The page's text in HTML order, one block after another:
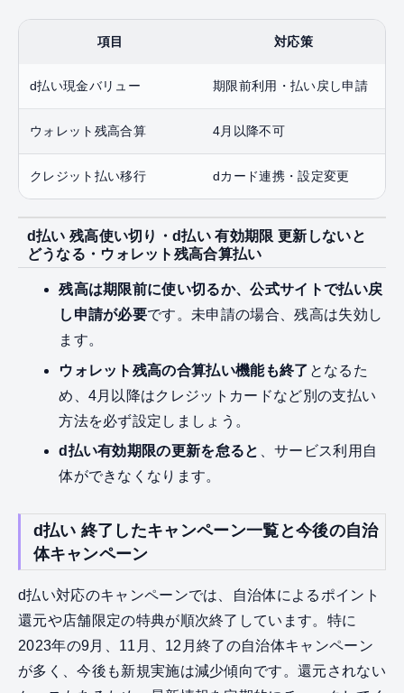
項目 対応策
d払い現金バリュー 期限前利用・払い戻し申請
ウォレット残高合算 4月以降不可
クレジット払い移行 dカード連携・設定変更
d払い 残高使い切り・d払い 有効期限 更新しないと
どうなる・ウォレット残高合算払い
残高は期限前に使い切るか、公式サイトで払い戻
し申請が必要です。未申請の場合、残高は失効し
ます。
ウォレット残高の合算払い機能も終了 となるた
め、4月以降はクレジットカードなど別の支払い
方法を必ず設定しましょう。
d払い有効期限の更新を怠ると
、サービス利用自
体ができなくなります。
d払い 終了したキャンペーン一覧と今後の自治
体キャンペーン
d払い対応のキャンペーンでは、自治体によるポイント
還元や店舗限定の特典が順次終了しています。特に
2023年の9月、11月、12月終了の自治体キャンペーン
が多く、今後も新規実施は減少傾向です。還元されない